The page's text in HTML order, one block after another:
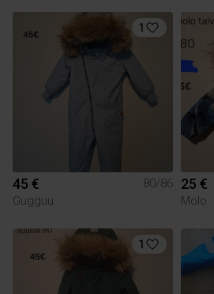
1
45 €
80/86
Gugguu
25 €
Molo
1